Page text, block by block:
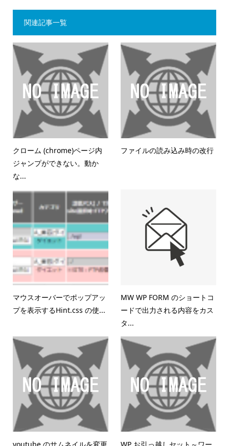
関連記事一覧
クローム (chrome)ページ内
ジャンプができない。動か
な...
ファイルの読み込み時の改行
マウスオーバーでポップアッ
プを表示するHint.css の使...
MW WP FORM のショートコ
ードで出力される内容をカス
タ...
youtube のサムネイルを変更 WP お引っ越しセット～ワー